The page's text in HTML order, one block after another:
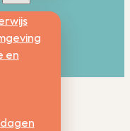
en